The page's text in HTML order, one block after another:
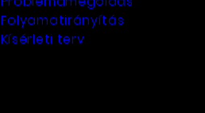
Folyamatirányítás
Kísérleti terv